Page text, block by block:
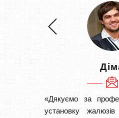
«Дякуємо за
установку